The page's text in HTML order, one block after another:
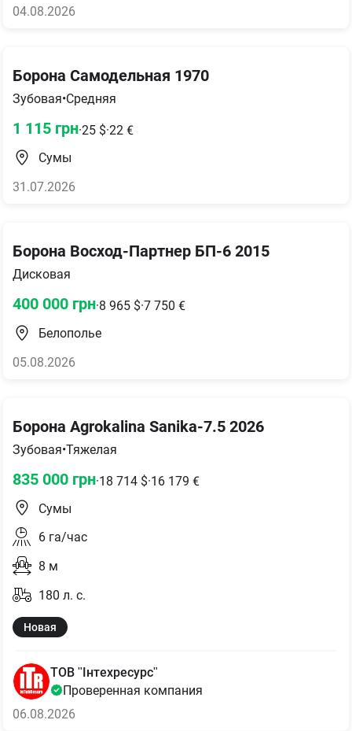
04.08.2026
Борона Самодельная 1970
Зубовая•Средняя
1 115 грн·25 $·22 €
Сумы
31.07.2026
Борона Восход-Партнер БП-6 2015
Дисковая
400 000 грн·8 965 $·7 750 €
Белополье
05.08.2026
Борона Agrokalina Sanika-7.5 2026
Зубовая•Тяжелая
835 000 грн·18 714 $·16 179 €
Сумы
6 га/час
8 м
180 л. с.
Новая
ТОВ "Інтехресурс"
Проверенная компания
06.08.2026